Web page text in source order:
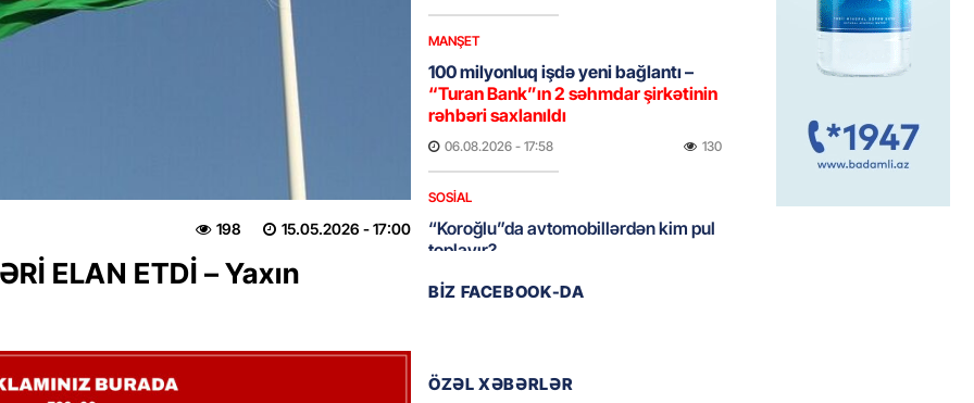
15.05.2026 - 17:00
198
ELAN ETDİ – Yaxın
MANŞET
100 milyonluq işdə yeni bağlantı –
“Turan Bank”ın 2 səhmdar şirkətinin
rəhbəri saxlanıldı
06.08.2026 - 17:58 130
SOSIAL
“Koroğlu”da avtomobillərdən kim pul
toplayır?
dəyişib? – REPORTAJ
BIZ FACEBOOK-DA
ÖZƏL XƏBƏRLƏR